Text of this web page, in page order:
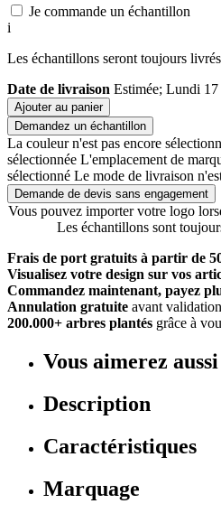
Je commande un échantillon
i
Les échantillons seront toujours
Date de livraison Estimée; Lundi
Ajouter au panier
Demandez un échantillon
La couleur n'est pas encore
sélectionnée L'emplacement de
sélectionné Le mode de livraison
Demande de devis sans engagement
Vous pouvez importer votre logo
Les échantillons sont
Frais de port gratuits à partir de
Visualisez votre design sur vos
Commandez maintenant, payez
Annulation gratuite avant
200.000+ arbres plantés grâce à
Vous aimerez aussi
Description
Caractéristiques
Marquage